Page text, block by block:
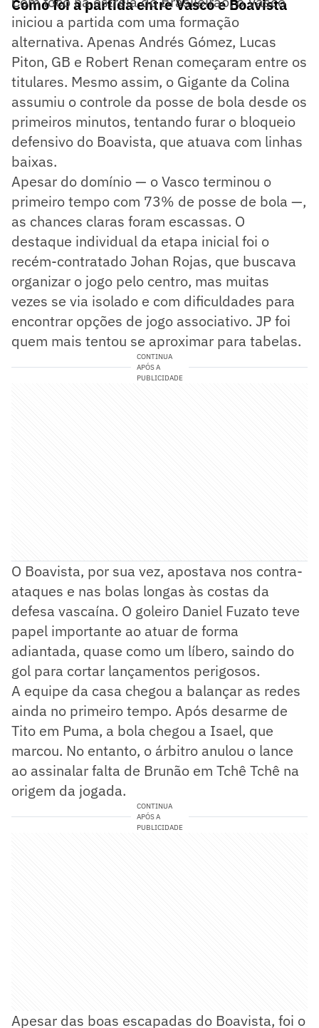
Como foi a partida entre Vasco e Boavista
iniciou a partida com uma formação
alternativa. Apenas Andrés Gómez, Lucas
Piton, GB e Robert Renan começaram entre os
titulares. Mesmo assim, o Gigante da Colina
assumiu o controle da posse de bola desde os
primeiros minutos, tentando furar o bloqueio
defensivo do Boavista, que atuava com linhas
baixas.
Apesar do domínio — o Vasco terminou o
primeiro tempo com 73% de posse de bola —,
as chances claras foram escassas. O
destaque individual da etapa inicial foi o
recém-contratado Johan Rojas, que buscava
organizar o jogo pelo centro, mas muitas
vezes se via isolado e com dificuldades para
encontrar opções de jogo associativo. JP foi
quem mais tentou se aproximar para tabelas.
CONTINUA
APÓS A
PUBLICIDADE
O Boavista, por sua vez, apostava nos contra-
ataques e nas bolas longas às costas da
defesa vascaína. O goleiro Daniel Fuzato teve
papel importante ao atuar de forma
adiantada, quase como um líbero, saindo do
gol para cortar lançamentos perigosos.
A equipe da casa chegou a balançar as redes
ainda no primeiro tempo. Após desarme de
Tito em Puma, a bola chegou a Isael, que
marcou. No entanto, o árbitro anulou o lance
ao assinalar falta de Brunão em Tchê Tchê na
origem da jogada.
CONTINUA
APÓS A
PUBLICIDADE
Apesar das boas escapadas do Boavista, foi o